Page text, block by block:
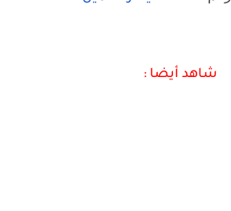
شاهد أيضا :